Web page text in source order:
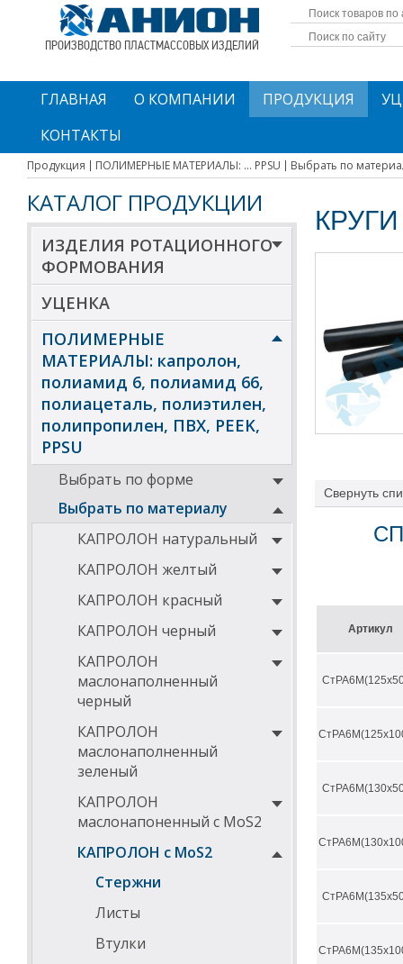
ПРОИЗВОДСТВО ПЛАСТМАССОВЫХ ИЗДЕЛИЙ
ГЛАВНАЯ О КОМПАНИИ ПРОДУКЦИЯ
КОНТАКТЫ
Продукция ПОЛИМЕРНЫЕ МАТЕРИАЛЫ: ... PPSU Выбрать по
КАТАЛОГ ПРОДУКЦИИ
ИЗДЕЛИЯ РОТАЦИОННОГО
ФОРМОВАНИЯ
УЦЕНКА
ПОЛИМЕРНЫЕ
МАТЕРИАЛЫ: капролон,
полиамид 6, полиамид 66,
полиацеталь, полиэтилен,
полипропилен, ПВХ, PEEK,
PPSU
Выбрать по форме
Выбрать по материалу
КАПРОЛОН натуральный
КАПРОЛОН желтый
КАПРОЛОН красный
КАПРОЛОН черный
КАПРОЛОН
маслонаполненный
черный
КАПРОЛОН
маслонаполненный
зеленый
КАПРОЛОН
маслонапоненный с MoS2
КАПРОЛОН с MoS2
Стержни
Листы
Втулки
Свернуть
Артикул